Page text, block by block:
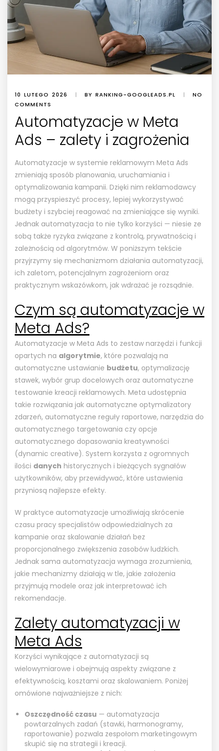
10 LUTEGO 2026 | BY RANKING-GOOGLEADS.PL |
NO
COMMENTS
Automatyzacje w Meta
Ads – zalety i zagrożenia
Automatyzacje w systemie reklamowym Meta Ads
zmieniają sposób planowania, uruchamiania i
optymalizowania kampanii. Dzięki nim reklamodawcy
mogą przyspieszyć procesy, lepiej wykorzystywać
budżety i szybciej reagować na zmieniające się wyniki.
Jednak automatyzacja to nie tylko korzyści — niesie ze
sobą także ryzyka związane z kontrolą, prywatnością i
zależnością od algorytmów. W poniższym tekście
przyjrzymy się mechanizmom działania automatyzacji,
ich zaletom, potencjalnym zagrożeniom oraz
praktycznym wskazówkom, jak wdrażać je rozsądnie.
Czym są automatyzacje w
Meta Ads?
Automatyzacje w Meta Ads to zestaw narzędzi i funkcji
opartych na algorytmie, które pozwalają na
automatyczne ustawianie budżetu, optymalizację
stawek, wybór grup docelowych oraz automatyczne
testowanie kreacji reklamowych. Meta udostępnia
takie rozwiązania jak automatyczne optymalizatory
zdarzeń, automatyczne reguły raportowe, narzędzia do
automatycznego targetowania czy opcje
automatycznego dopasowania kreatywności
(dynamic creative). System korzysta z ogromnych
ilości danych historycznych i bieżących sygnałów
użytkowników, aby przewidywać, które ustawienia
przyniosą najlepsze efekty.
W praktyce automatyzacje umożliwiają skrócenie
czasu pracy specjalistów odpowiedzialnych za
kampanie oraz skalowanie działań bez
proporcjonalnego zwiększenia zasobów ludzkich.
Jednak sama automatyzacja wymaga zrozumienia,
jakie mechanizmy działają w tle, jakie założenia
przyjmują modele oraz jak interpretować ich
rekomendacje.
Zalety automatyzacji w
Meta Ads
Korzyści wynikające z automatyzacji są
wielowymiarowe i obejmują aspekty związane z
efektywnością, kosztami oraz skalowaniem. Poniżej
omówione najważniejsze z nich:
Oszczędność czasu — automatyzacja
powtarzalnych zadań (stawki, harmonogramy,
raportowanie) pozwala zespołom marketingowym
skupić się na strategii i kreacji.